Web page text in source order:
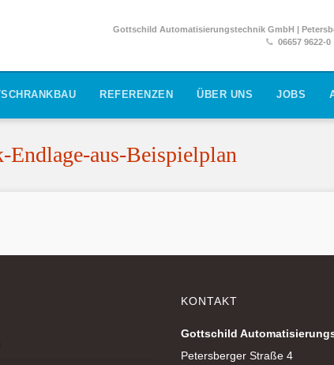
Gottschild Automatisierungstechnik GmbH |
06657 9622-
REFERENZEN ÜBER UNS JOBS
aus-Beispielplan
KONTAKT
Gottschild
Petersberger Straße 4